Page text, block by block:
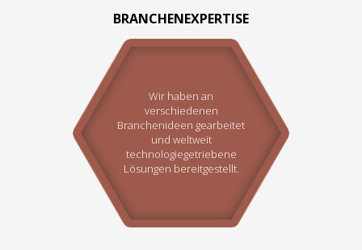
BRANCHENEXPERTISE
Wir haben an
verschiedenen
Branchenideen gearbeitet
und weltweit
technologiegetriebene
Lösungen bereitgestellt.